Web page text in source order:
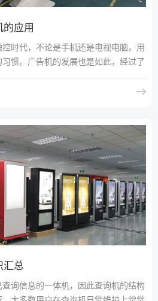
应用
时代，不论是手机还是电视电脑，用
惯。广告机的发展也是如此，经过了
已经成为了广告机中的重要一部分，
汇总
询信息的一体机，因此查询机的结构